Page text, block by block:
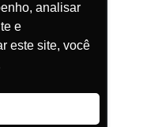
analisar
e
este site, você